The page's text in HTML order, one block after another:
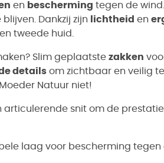
en bescherming tegen de
Dankzij zijn
lichtheid en
tweede huid.
Slim geplaatste zakken
details om zichtbaar en veilig
Natuur niet!
articulerende snit om de
laag voor bescherming tegen